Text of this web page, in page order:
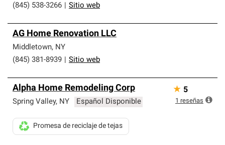
(845) 538-3266 Sitio web
AG Home Renovation LLC
Middletown, NY
(845) 381-8939
Sitio web
Alpha Home Remodeling Corp
Spring Valley, NY Español Disponible
Promesa de reciclaje de tejas
★ 5
1 reseñas